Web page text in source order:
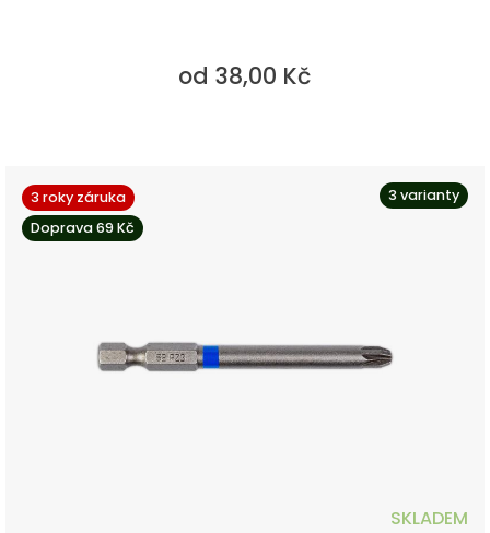
od 38,00 Kč
3 varianty
3 roky záruka
Doprava 69 Kč
SKLADEM